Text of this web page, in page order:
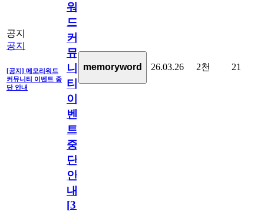
공지
공지
[공지] 메모리워드
커뮤니티 이벤트 중
단 안내
워
드
커
뮤
니
티
이
벤
트
중
단
안
내
[31
memoryword 26.03.26 2천 21